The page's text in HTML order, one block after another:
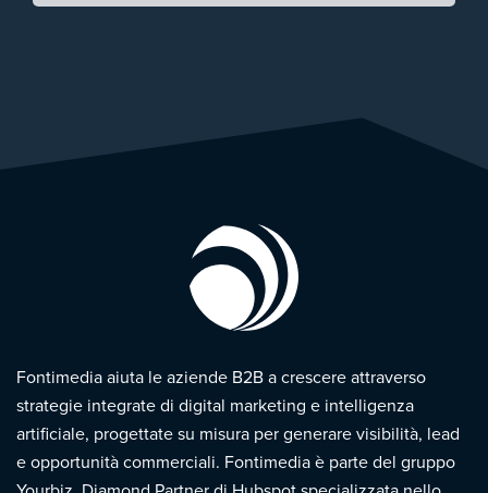
Fontimedia aiuta le aziende B2B a crescere attraverso
strategie integrate di digital marketing e intelligenza
artificiale, progettate su misura per generare visibilità, lead
e opportunità commerciali. Fontimedia è parte del gruppo